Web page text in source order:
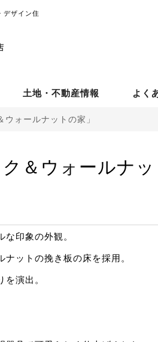
デザイン住
土地・不動産情報 よく
ォールナットの家」
＆ウォールナッ
印象の外観。
ットの挽き板の床を採用。
演出。